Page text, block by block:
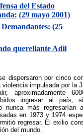
del Estado
(29 mayo 2001)
(25
querellante Adil
dispersaron por cinco
violencia impulsada por la
aproximadamente
ingresar al país,
nunca más regresarían
en 1973 y 1974
regresar. El exilio
del mundo.